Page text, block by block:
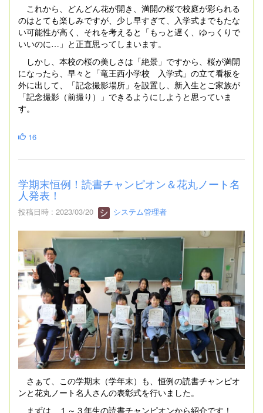
これから、どんどん花が開き、満開の桜で校庭が彩られる
のはとても楽しみですが、少し早すぎて、入学式までもたな
い可能性が高く、それを考えると「もっと遅く、ゆっくりで
いいのに…」と正直思ってしまいます。
しかし、本校の桜の美しさは「絶景」ですから、桜が満開
になったら、早々と「竜王西小学校 入学式」の立て看板を
外に出して、「記念撮影場所」を設置し、新入生とご家族が
「記念撮影（前撮り）」できるようにしようと思っていま
す。
16
学期末恒例！読書チャンピオン＆花丸ノート名
人発表！
投稿日時 : 2023/03/20 システム管理者
さぁて、この学期末（学年末）も、恒例の読書チャンピオ
ンと花丸ノート名人さんの表彰式を行いました。
まずは、１～３年生の読書チャンピオンから紹介です！